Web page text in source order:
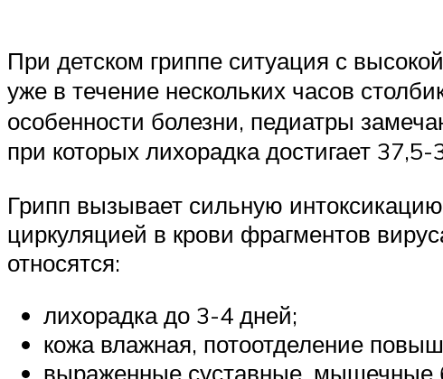
При детском гриппе ситуация с
уже в течение нескольких часов
особенности болезни, педиатры
при которых лихорадка достигает
Грипп вызывает сильную
циркуляцией в крови фрагментов
относятся:
лихорадка до 3-4 дней;
кожа влажная, потоотделение
выраженные суставные, мышечные